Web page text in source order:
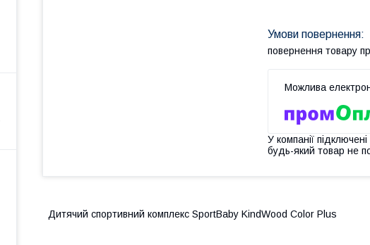
повернення товару
У компанії
будь-який товар не
Дитячий спортивний комплекс SportBaby KindWood Color Plus